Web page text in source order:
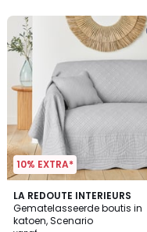
10% EXTRA*
LA REDOUTE INTERIEURS
Gematelasseerde boutis in
katoen, Scenario
4,4
/ 5